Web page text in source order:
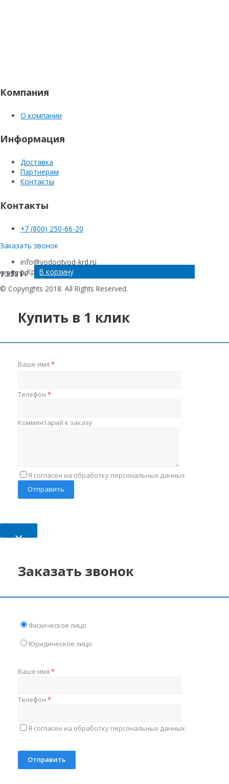
7 307₽ В корзину
10 151₽ В корзину
9 570₽ В корзину
7 252₽ В корзину
Компания
О компании
Информация
Доставка
Партнерам
Контакты
Контакты
+7 (800) 250-66-20
Заказать звонок
info@vodootvod-krd.ru
г. Краснодар, ул. Новороссийская , 220Е
© Copyrights 2018. All Rights Reserved.
Купить в 1 клик
Ваше имя *
Телефон *
Комментарий к заказу
Я согласен на обработку персональных данных
×
Заказать звонок
Физическое лицо
Юридическое лицо
Ваше имя *
Телефон *
Я согласен на обработку персональных данных